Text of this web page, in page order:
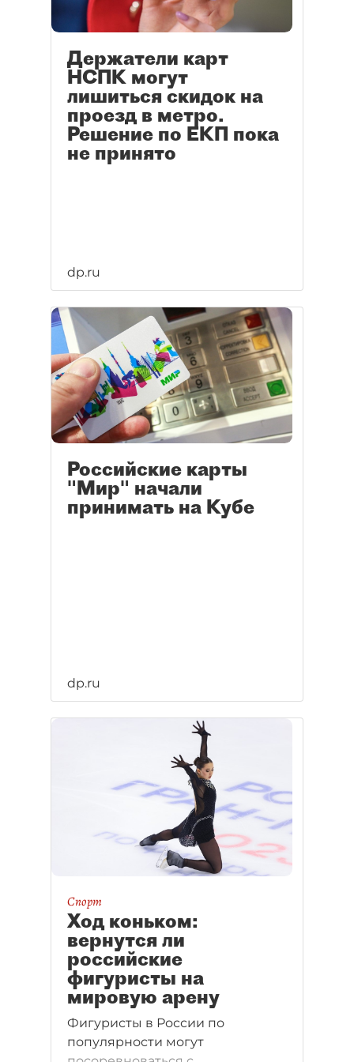
Держатели карт
НСПК могут
лишиться скидок на
проезд в метро.
Решение по ЕКП пока
не принято
dp.ru
Российские карты
"Мир" начали
принимать на Кубе
dp.ru
Спорт
Ход коньком:
вернутся ли
российские
фигуристы на
мировую арену
Фигуристы в России по
популярности могут